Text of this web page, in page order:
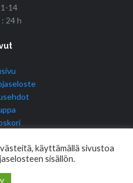
14
24 h
käyttämällä sivustoa
sisällön.